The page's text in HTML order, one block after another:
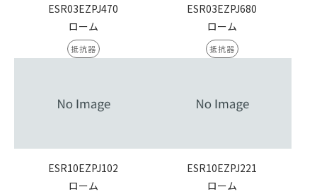
ESR03EZPJ470
ローム
抵抗器
ESR03EZPJ680
ローム
抵抗器
ESR10EZPJ102
ローム
ESR10EZPJ221
ローム